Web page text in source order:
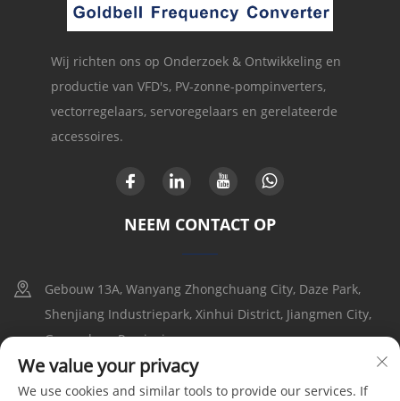
Wij richten ons op Onderzoek & Ontwikkeling en
productie van VFD's, PV-zonne-pompinverters,
vectorregelaars, servoregelaars en gerelateerde
accessoires.
NEEM CONTACT OP
Gebouw 13A, Wanyang Zhongchuang City, Daze Park,
Shenjiang Industriepark, Xinhui District, Jiangmen City,
Guangdong Provincie
+86-17316086390
We value your privacy
We use cookies and similar tools to provide our services. If